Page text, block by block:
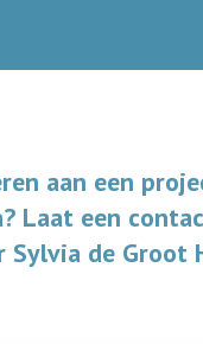
aan een
Laat een
Sylvia de Groot